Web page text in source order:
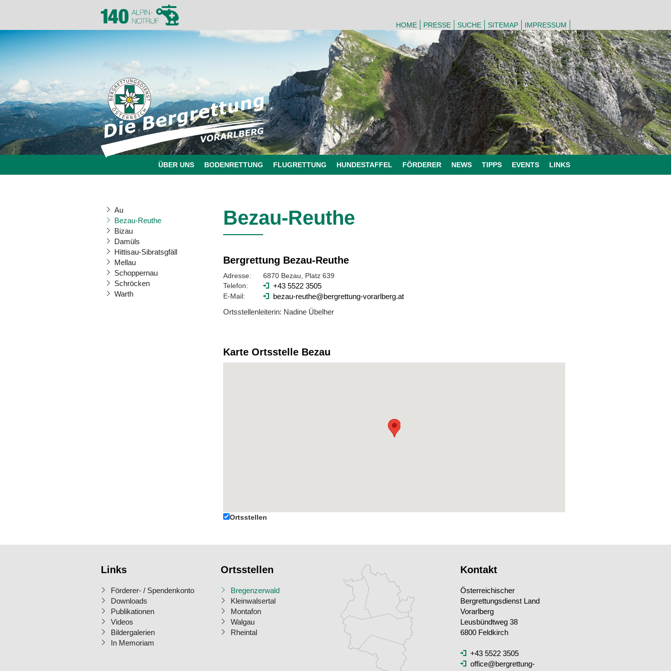
HOME PRESSE SUCHE SITEMAP IMPRESSUM
ÜBER UNS BODENRETTUNG FLUGRETTUNG HUNDESTAFFEL FÖRDERER NEWS TIPPS EVENTS LINKS
Au
Bezau-Reuthe
Bizau
Damüls
Hittisau-Sibratsgfäll
Mellau
Schoppernau
Schröcken
Warth
Bezau-Reuthe
Bergrettung Bezau-Reuthe
Adresse:
6870 Bezau, Platz 639
Telefon:
+43 5522 3505
E-Mail:
bezau-reuthe@bergrettung-vorarlberg.at
Ortsstellenleiterin: Nadine Übelher
Karte Ortsstelle Bezau
Ortsstellen
Links
Förderer- / Spendenkonto
Downloads
Publikationen
Videos
Bildergalerien
In Memoriam
Ortsstellen
Bregenzerwald
Kleinwalsertal
Montafon
Walgau
Rheintal
Kontakt
Österreichischer
Bergrettungsdienst Land
Vorarlberg
Leusbündtweg 38
6800 Feldkirch
+43 5522 3505
office@bergrettung-